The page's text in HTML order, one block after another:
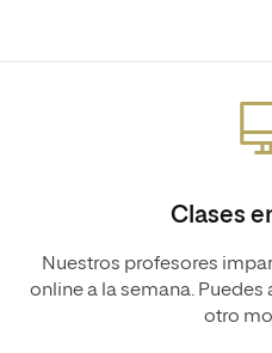
Clases
Nuestros profesores
online a la semana.
otro